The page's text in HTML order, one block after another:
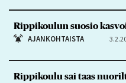
Rippikoulun suosio
AJANKOHTAISTA
Rippikoulu sai taas